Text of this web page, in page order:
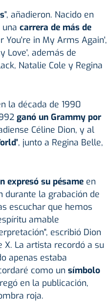
", añadieron. Nacido en
carrera de más de
in My Arms Again',
Love', además de
Natalie Cole y Regina
la década de 1990
ganó un Grammy por
Céline Dion, y al
, junto a Regina Belle,
expresó su pésameen
durante la grabación de
escuchar que hemos
amable
escribió Dion
X. La artista recordó a su
apenas estaba
como un símbolo
en la publicación,
roja.